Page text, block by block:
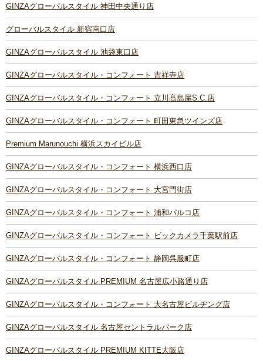
GINZAグローバルスタイル 神田中央通り店
グローバルスタイル 新宿南口店
GINZAグローバルスタイル 池袋東口店
GINZAグローバルスタイル・コンフォート 吉祥寺店
GINZAグローバルスタイル・コンフォート 立川髙島屋S.C.店
GINZAグローバルスタイル・コンフォート 町田東急ツインズ店
Premium Marunouchi 横浜スカイビル店
GINZAグローバルスタイル・コンフォート 横浜西口店
GINZAグローバルスタイル・コンフォート 大宮門街店
GINZAグローバルスタイル・コンフォート 浦和パルコ店
GINZAグローバルスタイル・コンフォート ビックカメラ千葉駅前店
GINZAグローバルスタイル・コンフォート 静岡呉服町店
GINZAグローバルスタイル PREMIUM 名古屋広小路通り店
GINZAグローバルスタイル・コンフォート 大名古屋ビルヂング店
GINZAグローバルスタイル 名古屋セントラルパーク店
GINZAグローバルスタイル PREMIUM KITTE大阪店